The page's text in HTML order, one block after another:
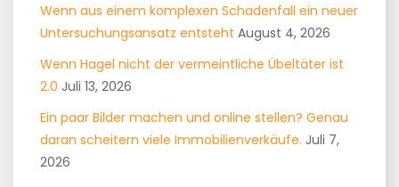
Wenn aus einem komplexen Schadenfall ein neuer
Untersuchungsansatz entsteht August 4, 2026
Wenn Hagel nicht der vermeintliche Übeltäter ist
2.0 Juli 13, 2026
Ein paar Bilder machen und online stellen? Genau
daran scheitern viele Immobilienverkäufe. Juli 7,
2026